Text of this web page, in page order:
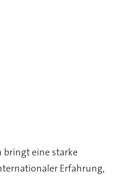
bringt eine starke
Erfahrung,